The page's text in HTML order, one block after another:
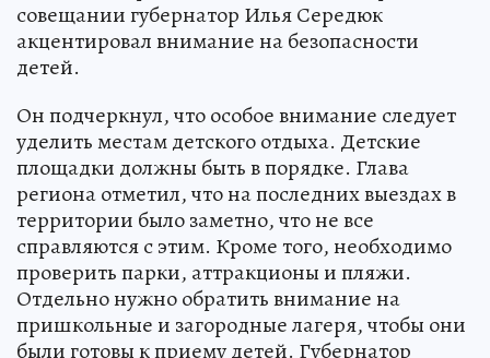
совещании губернатор Илья Середюк
акцентировал внимание на безопасности
детей.
Он подчеркнул, что особое внимание следует
уделить местам детского отдыха. Детские
площадки должны быть в порядке. Глава
региона отметил, что на последних выездах в
территории было заметно, что не все
справляются с этим. Кроме того, необходимо
проверить парки, аттракционы и пляжи.
Отдельно нужно обратить внимание на
пришкольные и загородные лагеря, чтобы они
были готовы к приему детей. Губернатор